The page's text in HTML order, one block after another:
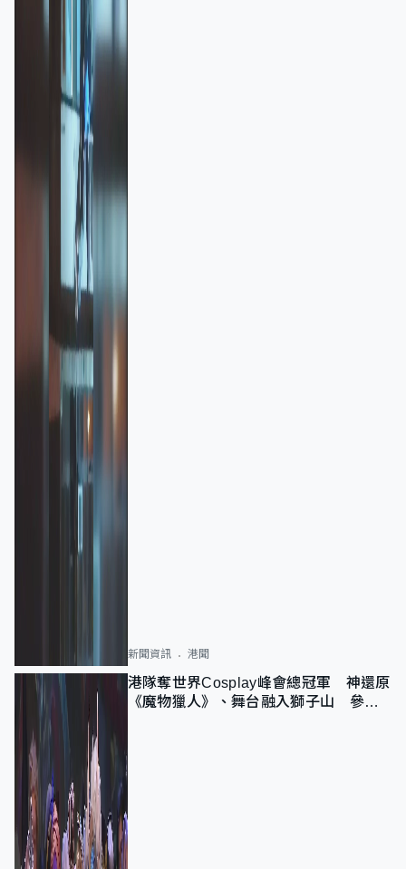
新聞資訊 港聞
港隊奪世界Cosplay峰會總冠軍 神還原
《魔物獵人》、舞台融入獅子山 參賽